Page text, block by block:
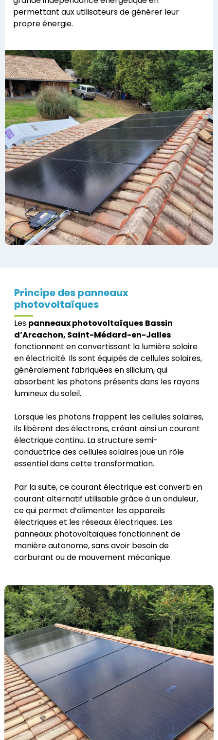
permettant aux utilisateurs de générer leur
propre énergie.
Principe des panneaux
photovoltaïques
Les panneaux photovoltaïques Bassin
d’Arcachon, Saint-Médard-en-Jalles
fonctionnent en convertissant la lumière solaire
en électricité. Ils sont équipés de cellules solaires,
généralement fabriquées en silicium, qui
absorbent les photons présents dans les rayons
lumineux du soleil.
Lorsque les photons frappent les cellules solaires,
ils libèrent des électrons, créant ainsi un courant
électrique continu. La structure semi-
conductrice des cellules solaires joue un rôle
essentiel dans cette transformation.
Par la suite, ce courant électrique est converti en
courant alternatif utilisable grâce à un onduleur,
ce qui permet d’alimenter les appareils
électriques et les réseaux électriques. Les
panneaux photovoltaïques fonctionnent de
manière autonome, sans avoir besoin de
carburant ou de mouvement mécanique.